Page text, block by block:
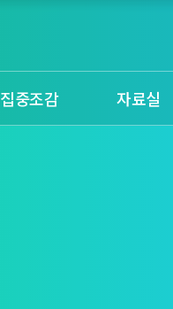
집중조감 자료실